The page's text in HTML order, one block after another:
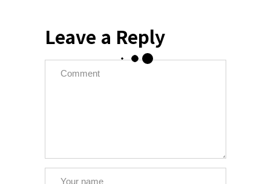
Leave a Reply